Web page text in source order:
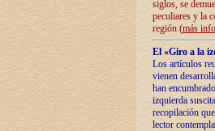
siglos, se
peculiares y la
región (más
El «Giro a la
Los artículos
vienen
han
izquierda
recopilación
lector